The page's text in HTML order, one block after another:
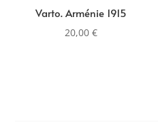
Varto. Arménie 1915
20,00€